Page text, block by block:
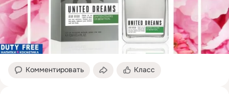
Комментировать Класс